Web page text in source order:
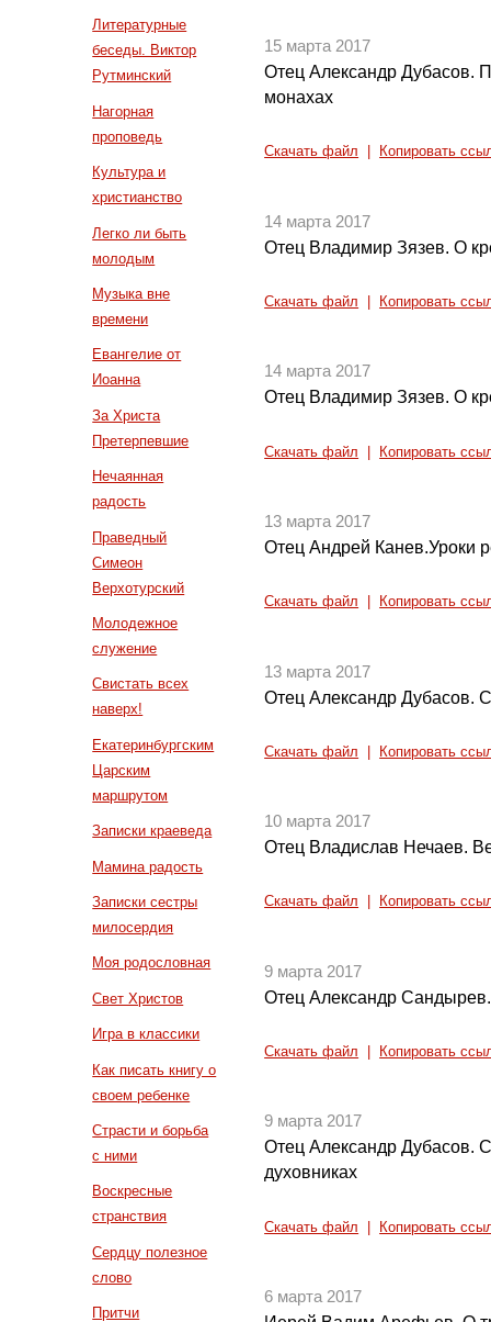
Литературные
беседы. Виктор
Рутминский
Нагорная
проповедь
Культура и
христианство
Легко ли быть
молодым
Музыка вне
времени
Евангелие от
Иоанна
За Христа
Претерпевшие
Нечаянная
радость
Праведный
Симеон
Верхотурский
Молодежное
служение
Свистать всех
наверх!
Екатеринбургским
Царским
маршрутом
Записки краеведа
Мамина радость
Записки сестры
милосердия
Моя родословная
Свет Христов
Игра в классики
Как писать книгу о
своем ребенке
Страсти и борьба
с ними
Воскресные
странствия
Сердцу полезное
слово
Притчи
15 марта 2017
Отец Александр Дубасов.
монахах
Скачать файл Копировать
14 марта 2017
Отец Владимир Зязев. О
Скачать файл Копировать
14 марта 2017
Отец Владимир Зязев. О
Скачать файл Копировать
13 марта 2017
Отец Андрей Канев.Уроки
Скачать файл Копировать
13 марта 2017
Отец Александр Дубасов.
Скачать файл Копировать
10 марта 2017
Отец Владислав Нечаев.
Скачать файл Копировать
9 марта 2017
Отец Александр
Скачать файл Копировать
9 марта 2017
Отец Александр Дубасов.
духовниках
Скачать файл Копировать
6 марта 2017